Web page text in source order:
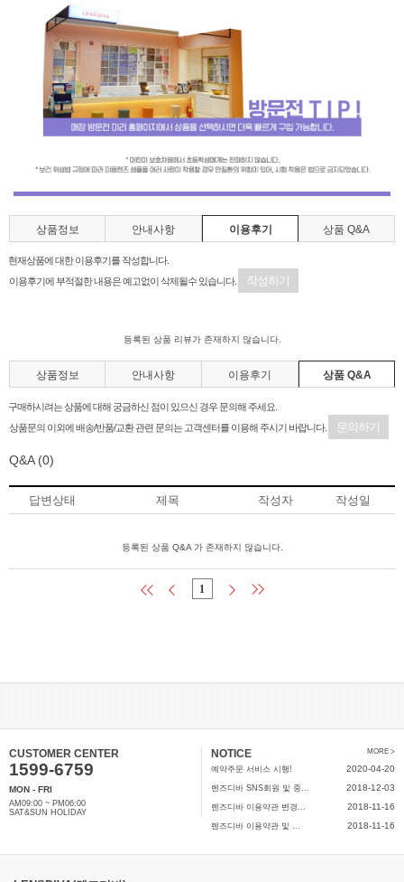
상품정보 안내사항 이용후기 상품 Q&A
현재상품에 대한 이용후기를 작성합니다.
이용후기에 부적절한 내용은 예고없이 삭제될수 있습니다.
작성하기
등록된 상품 리뷰가 존재하지 않습니다.
상품정보 안내사항 이용후기 상품 Q&A
구매하시려는 상품에 대해 궁금하신 점이 있으신 경우 문의해 주세요.
상품문의 이외에 배송/반품/교환 관련 문의는 고객센터를 이용해 주시기 바랍니다.
문의하기
Q&A(0)
답변상태 제목 작성자 작성일
등록된 상품 Q&A 가 존재하지 않습니다.
1
CUSTOMER CENTER
1599-6759
MON - FRI
AM09:00 ~ PM06:00
SAT&SUN HOLIDAY
NOTICE MORE >
예약주문 서비스 시행! 2020-04-20
렌즈디바 SNS회원 및 중... 2018-12-03
렌즈디바 이용약관 변경... 2018-11-16
렌즈디바 이용약관 및 ... 2018-11-16